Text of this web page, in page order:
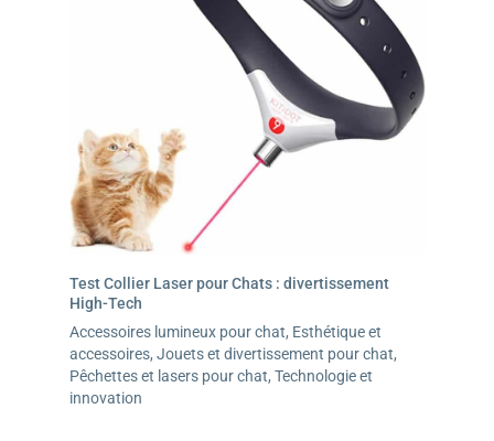
Test Collier Laser pour Chats : divertissement
High-Tech
Accessoires lumineux pour chat, Esthétique et
accessoires, Jouets et divertissement pour chat,
Pêchettes et lasers pour chat, Technologie et
innovation